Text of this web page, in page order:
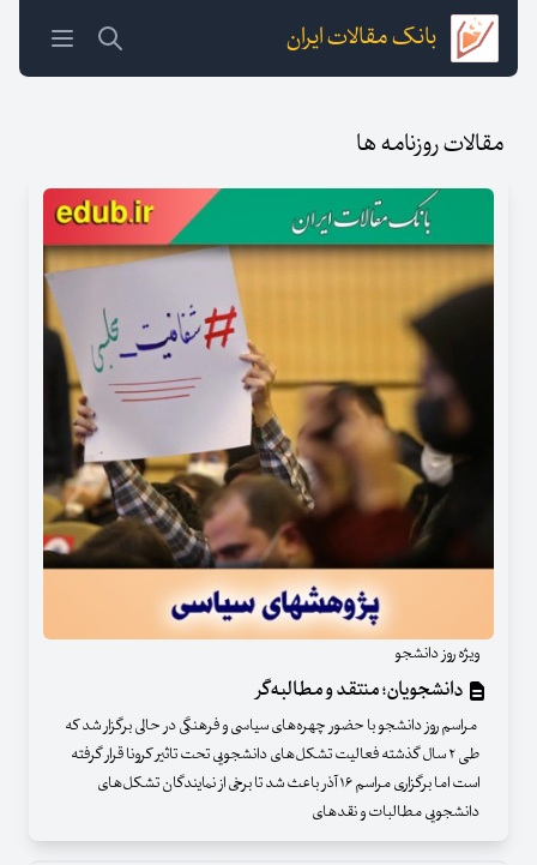
بانک مقالات ایران
مقالات روزنامه ها
ویژه روز دانشجو
دانشجویان؛ منتقد و مطالبه‌گر
مراسم روز دانشجو با حضور چهره‌های سیاسی و فرهنگی در حالی برگزار شد که
طی ۲ سال گذشته فعالیت تشکل‌های دانشجویی تحت تاثیر کرونا قرار گرفته
است اما برگزاری مراسم ۱۶ آذر باعث شد تا برخی از نمایندگان تشکل‌های
دانشجویی مطالبات و نقدهای